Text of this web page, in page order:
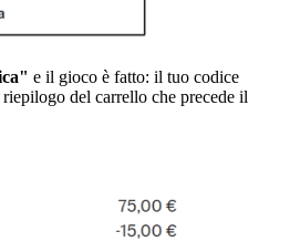
e il gioco è fatto: il tuo codice
del carrello che precede il